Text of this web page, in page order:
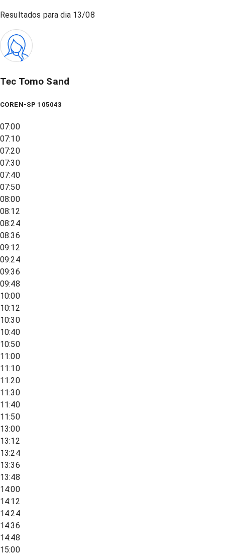
Resultados para dia 13/08
Tec Tomo Sand
COREN-SP 105043
07:00
07:10
07:20
07:30
07:40
07:50
08:00
08:12
08:24
08:36
09:12
09:24
09:36
09:48
10:00
10:12
10:30
10:40
10:50
11:00
11:10
11:20
11:30
11:40
11:50
13:00
13:12
13:24
13:36
13:48
14:00
14:12
14:24
14:36
14:48
15:00